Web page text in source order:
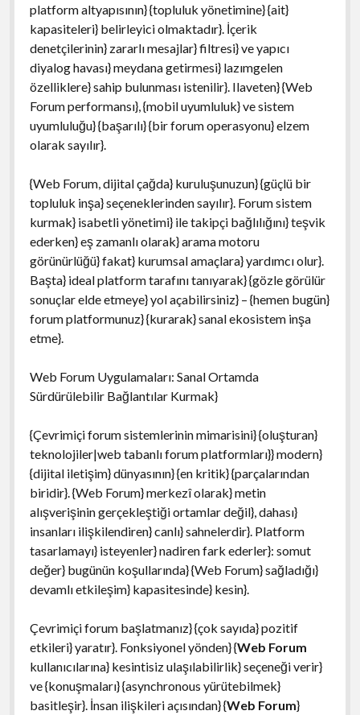
platform altyapısının} {topluluk yönetimine} {ait}
kapasiteleri} belirleyici olmaktadır}. İçerik
denetçilerinin} zararlı mesajlar} filtresi} ve yapıcı
diyalog havası} meydana getirmesi} lazımgelen
özelliklere} sahip bulunması istenilir}. Ilaveten} {Web
Forum performansı}, {mobil uyumluluk} ve sistem
uyumluluğu} {başarılı} {bir forum operasyonu} elzem
olarak sayılır}.
{Web Forum, dijital çağda} kuruluşunuzun} {güçlü bir
topluluk inşa} seçeneklerinden sayılır}. Forum sistem
kurmak} isabetli yönetimi} ile takipçi bağlılığını} teşvik
ederken} eş zamanlı olarak} arama motoru
görünürlüğü} fakat} kurumsal amaçlara} yardımcı olur}.
Başta} ideal platform tarafını tanıyarak} {gözle görülür
sonuçlar elde etmeye} yol açabilirsiniz} – {hemen bugün}
forum platformunuz} {kurarak} sanal ekosistem inşa
etme}.
Web Forum Uygulamaları: Sanal Ortamda
Sürdürülebilir Bağlantılar Kurmak}
{Çevrimiçi forum sistemlerinin mimarisini} {oluşturan}
teknolojiler|web tabanlı forum platformları}} modern}
{dijital iletişim} dünyasının} {en kritik} {parçalarından
biridir}. {Web Forum} merkezî olarak} metin
alışverişinin gerçekleştiği ortamlar değil}, dahası}
insanları ilişkilendiren} canlı} sahnelerdir}. Platform
tasarlamayı} isteyenler} nadiren fark ederler}: somut
değer} bugünün koşullarında} {Web Forum} sağladığı}
devamlı etkileşim} kapasitesinde} kesin}.
Çevrimiçi forum başlatmanız} {çok sayıda} pozitif
etkileri} yaratır}. Fonksiyonel yönden} {Web Forum
kullanıcılarına} kesintisiz ulaşılabilirlik} seçeneği verir}
ve {konuşmaları} {asynchronous yürütebilmek}
basitleşir}. İnsan ilişkileri açısından} {Web Forum}